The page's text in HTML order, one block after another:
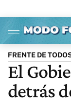
Inicio
Política
Ciencia
Cultura
Internacional
CARAS
Actualidad
FRENTE DE
El
detrás